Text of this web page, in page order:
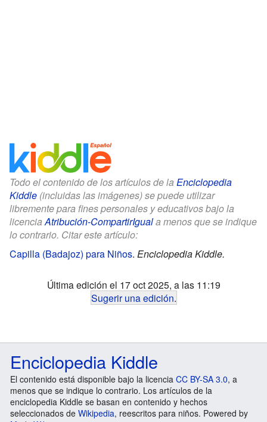
Todo el contenido de los artículos de la Enciclopedia
Kiddle (incluidas las imágenes) se puede utilizar
libremente para fines personales y educativos bajo la
licenciaAtribución-CompartirIguala menos que se indique
lo contrario. Citar este artículo:
Capilla (Badajoz) para Niños. Enciclopedia Kiddle.
Última edición el 17 oct 2025, a las 11:19
Sugerir una edición.
Enciclopedia Kiddle
El contenido está disponible bajo la licencia CC BY-SA 3.0, a
menos que se indique lo contrario. Los artículos de la
enciclopedia Kiddle se basan en contenido y hechos
seleccionados de Wikipedia, reescritos para niños. Powered by